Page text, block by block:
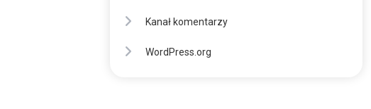
Kanał komentarzy
WordPress.org